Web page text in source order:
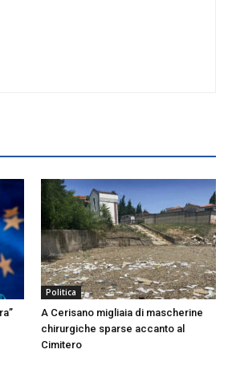
Politica
A Cerisano migliaia di mascherine
chirurgiche sparse accanto al
Cimitero